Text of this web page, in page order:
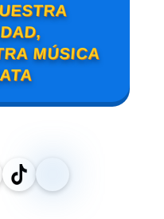
MÚSICA